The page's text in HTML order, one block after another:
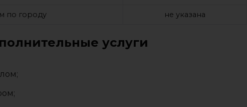
по городу не указана
услуги